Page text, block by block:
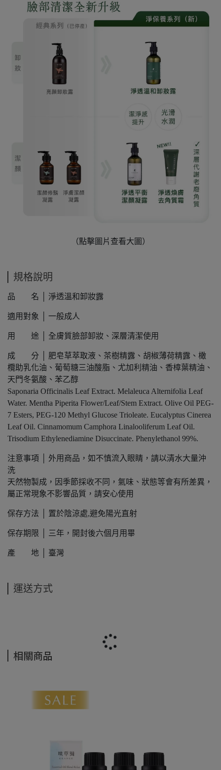
（點擊圖片查看大圖）
規格說明
品 名 │ 淨透溫和卸妝露
適用對象 │ 一般成人
用 途 │ 全膚質臉部卸妝、深層清潔使用
成 分 │ 肥皂草萃取液、茶樹精露、胡椒薄荷精露、橄
欖助乳化油、葡萄糖三油酸脂、尤加利精油、香樟葉精油、
天門冬氨酸、苯乙醇
Saponaria Officinalis Leaf Extract. Melaleuca Alternifolia Leaf
Water. Mentha Piperita Flower/Leaf/Stem Extract. Olive Oil PEG-
7 Esters, PEG-120 Methyl Glucose Trioleate. Eucalyptus Cinerea
Leaf Oil. Cinnamomum Camphora Linalooliferum Leaf Oil.
Trisodium Ethylenediamine Disuccinate. Phenylethanol 99%.
注意事項 │ 外用商品，如不慎流入眼睛，請以清水大量沖
洗
天然物製成，因季節採收不同，氣味、狀態等會有所差異，
屬正常現象不影響品質，請安心使用
保存方法 │ 置於陰涼處,避免陽光直射
保存期限 │ 三年，開封後六個月用畢
產 地 │ 臺灣
運送方式
相關商品